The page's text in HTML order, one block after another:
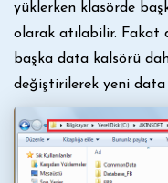
yüklerken klasörde
olarak atılabilir. Fakat
başka data kalsörü
değiştirilerek yeni data